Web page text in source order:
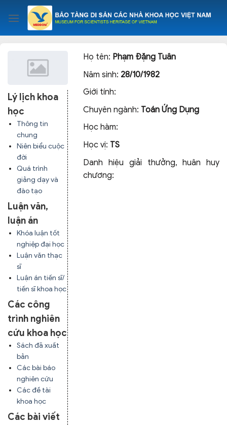
content
Lý lịch khoa
học
Thông tin
chung
Niên biểu cuộc
đời
Quá trình
giảng dạy và
đào tạo
Luận văn,
luận án
Khóa luận tốt
nghiệp đại học
Luận văn thạc
sĩ
Luận án tiến sĩ/
tiến sĩ khoa học
Các công
trình nghiên
cứu khoa học
Sách đã xuất
bản
Các bài báo
nghiên cứu
Các đề tài
khoa học
Các bài viết
Họ tên: Phạm Đặng Tuân
Năm sinh: 28/10/1982
Giới tính:
Chuyên ngành: Toán Ứng Dụng
Học hàm:
Học vị: TS
Danh hiệu giải thưởng, huân huy
chương: